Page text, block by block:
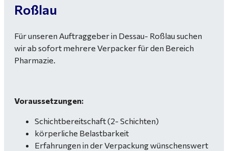
Roßlau
Für unseren Auftraggeber in Dessau- Roßlau suchen
wir ab sofort mehrere Verpacker für den Bereich
Pharmazie.
Voraussetzungen:
Schichtbereitschaft (2- Schichten)
körperliche Belastbarkeit
Erfahrungen in der Verpackung wünschenswert